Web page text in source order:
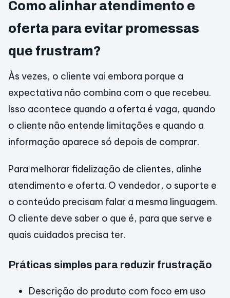
Como alinhar atendimento e
oferta para evitar promessas
que frustram?
Às vezes, o cliente vai embora porque a
expectativa não combina com o que recebeu.
Isso acontece quando a oferta é vaga, quando
o cliente não entende limitações e quando a
informação aparece só depois de comprar.
Para melhorar fidelização de clientes, alinhe
atendimento e oferta. O vendedor, o suporte e
o conteúdo precisam falar a mesma linguagem.
O cliente deve saber o que é, para que serve e
quais cuidados precisa ter.
Práticas simples para reduzir frustração
Descrição do produto com foco em uso